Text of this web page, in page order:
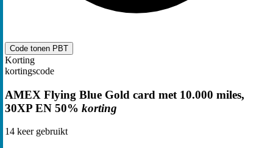
Code tonen PBT
Korting
kortingscode
AMEX Flying Blue Gold card met 10.000 miles,
30XP EN 50% korting
14 keer gebruikt